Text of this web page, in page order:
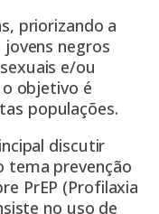
priorizando a
negros
e/ou
objetivo é
populações.
discutir
tema prevenção
PrEP (Profilaxia
no uso de